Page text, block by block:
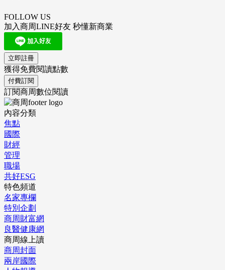
FOLLOW US
加入商周LINE好友 秒懂新商業
立即註冊
獲得免費閱讀點數
付費訂閱
訂閱商周數位閱讀
內容分類
焦點
國際
財經
管理
職場
共好ESG
特色頻道
名家專欄
特別企劃
商周財富網
良醫健康網
商周線上讀
商周封面
兩岸國際